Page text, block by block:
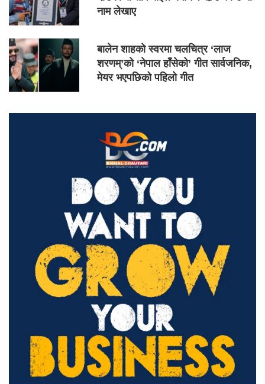
नाम लेखाए
बालेन शाहको स्वरमा चलचित्र ‘लाज
शरणम्’को ‘नेपाल हाँसेको’ गीत सार्वजनिक,
मेयर भएपछिको पहिलो गीत